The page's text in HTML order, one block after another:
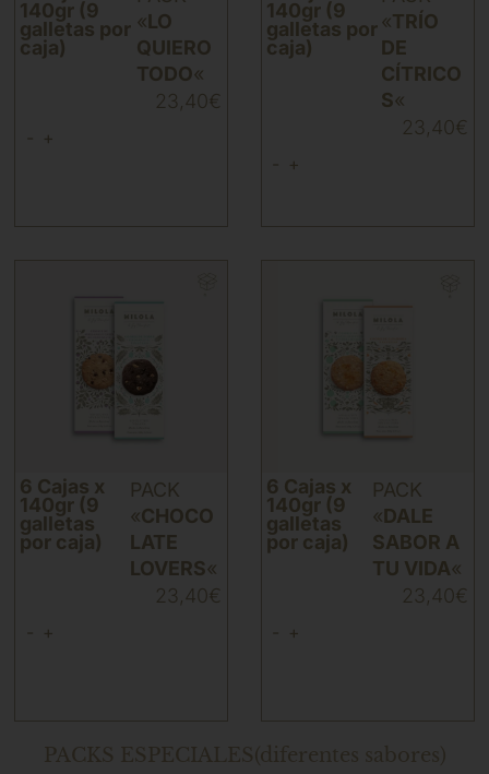
140gr (9
galletas por
caja)
«LO
QUIERO
TODO«
23,40€
+
140gr (9
galletas por
caja)
«TRÍO
DE
CÍTRICO
S«
23,40€
+
6 Cajas x
140gr (9
galletas
por caja)
PACK
«CHOCO
LATE
LOVERS«
23,40€
+
6 Cajas x
140gr (9
galletas
por caja)
PACK
«DALE
SABOR A
TU VIDA«
23,40€
+
PACKS ESPECIALES(diferentes sabores)